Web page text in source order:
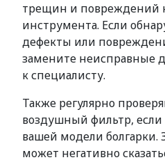
трещин и повреждений
инструмента. Если
дефекты или
замените неисправные
к специалисту.
Также регулярно
воздушный фильтр,
вашей модели болгарки.
может негативно